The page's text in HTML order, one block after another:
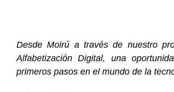
Desde Moirú a través de nuestro
Alfabetización Digital, una
primeros pasos en el mundo de la